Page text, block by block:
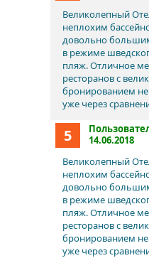
Великолепный
неплохим
довольно
в режиме
пляж. Отличное
ресторанов с
бронированием не
уже через
5
14.06.2018
Великолепный
неплохим
довольно
в режиме
пляж. Отличное
ресторанов с
бронированием не
уже через